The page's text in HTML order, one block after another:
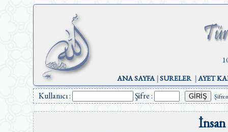
ANA SAYFA|SURELER|AYET
Kullanıcı : Şifre :